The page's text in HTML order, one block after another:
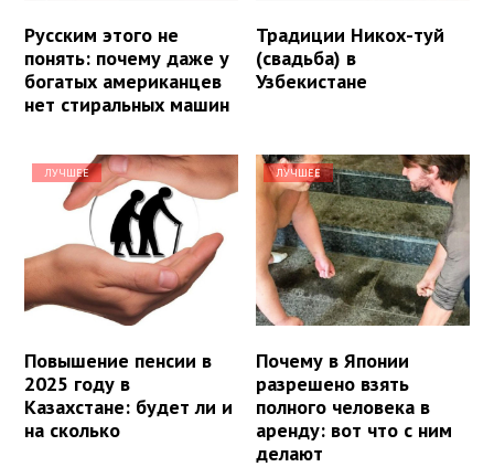
Русским этого не
понять: почему даже у
богатых американцев
нет стиральных машин
Традиции Никох-туй
(свадьба) в
Узбекистане
ЛУЧШЕЕ
Повышение пенсии в
2025 году в
Казахстане: будет ли и
на сколько
ЛУЧШЕЕ
Почему в Японии
разрешено взять
полного человека в
аренду: вот что с ним
делают